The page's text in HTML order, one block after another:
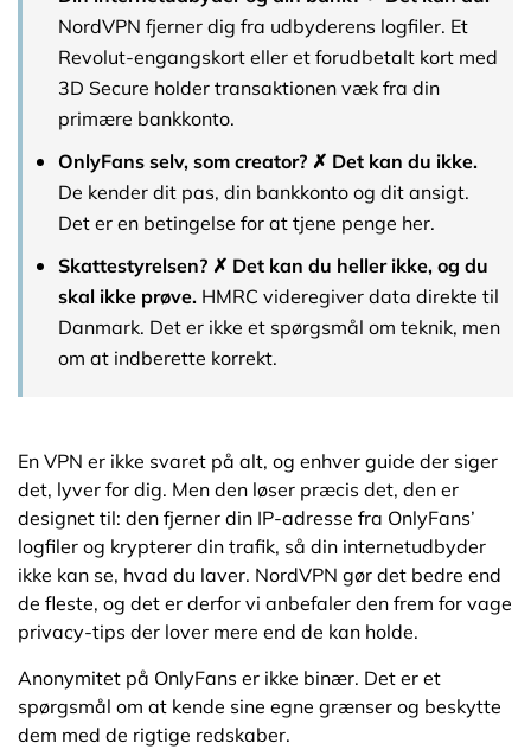
NordVPN fjerner dig fra udbyderens logfiler. Et
Revolut-engangskort eller et forudbetalt kort med
3D Secure holder transaktionen væk fra din
primære bankkonto.
OnlyFans selv, som creator? ✗ Det kan du ikke.
De kender dit pas, din bankkonto og dit ansigt.
Det er en betingelse for at tjene penge her.
Skattestyrelsen? ✗ Det kan du heller ikke, og du
skal ikke prøve. HMRC videregiver data direkte til
Danmark. Det er ikke et spørgsmål om teknik, men
om at indberette korrekt.
En VPN er ikke svaret på alt, og enhver guide der siger
det, lyver for dig. Men den løser præcis det, den er
designet til: den fjerner din IP-adresse fra OnlyFans’
logfiler og krypterer din trafik, så din internetudbyder
ikke kan se, hvad du laver. NordVPN gør det bedre end
de fleste, og det er derfor vi anbefaler den frem for vage
privacy-tips der lover mere end de kan holde.
Anonymitet på OnlyFans er ikke binær. Det er et
spørgsmål om at kende sine egne grænser og beskytte
dem med de rigtige redskaber.